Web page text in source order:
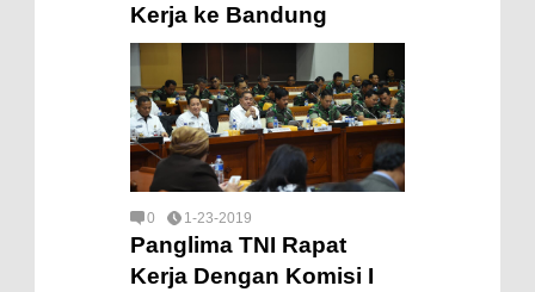
Kerja ke Bandung
0 1-23-2019
Panglima TNI Rapat
Kerja Dengan Komisi I